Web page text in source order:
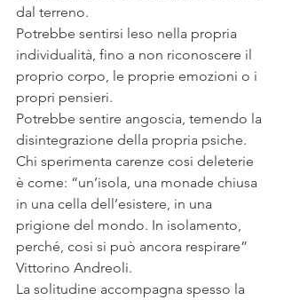
dal terreno.
Potrebbe sentirsi leso nella propria
individualità, fino a non riconoscere il
proprio corpo, le proprie emozioni o i
propri pensieri.
Potrebbe sentire angoscia, temendo la
disintegrazione della propria psiche.
Chi sperimenta carenze cosi deleterie
è come: “un’isola, una monade chiusa
in una cella dell’esistere, in una
prigione del mondo. In isolamento,
perché, cosi si può ancora respirare”
Vittorino Andreoli.
La solitudine accompagna spesso la